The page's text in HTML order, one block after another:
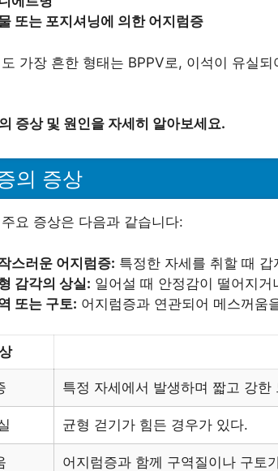
또는 포지셔닝에 의한 어지럼증
가장 흔한 형태는 BPPV로, 이석이 유실
증상 및 원인을 자세히 알아보세요.
의 증상
요 증상은 다음과 같습니다:
스러운 어지럼증: 특정한 자세를 취할 때
감각의 상실: 일어설 때 안정감이 떨어지
또는 구토: 어지럼증과 연관되어 메스꺼움
특정 자세에서 발생하며 짧고 강한
균형 걷기가 힘든 경우가 있다.
어지럼증과 함께 구역질이나 구토